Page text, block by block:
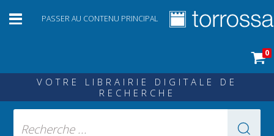
PASSER AU CONTENU PRINCIPAL
0
VOTRE LIBRAIRIE DIGITALE DE
RECHERCHE